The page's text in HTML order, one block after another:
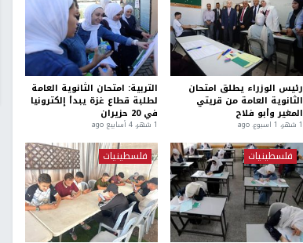
رئيس الوزراء يطلق امتحان
الثانوية العامة من قريتي
المغير وأبو فلاح
1 شهر، 1 اسبوع. ago
التربية: امتحان الثانوية العامة
لطلبة قطاع غزة يبدأ إلكترونيا
في 20 حزيران
1 شهر، 4 أسابيع ago
فلسطينيات فلسطينيات